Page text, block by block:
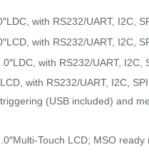
with RS232/UART, I2C,
with RS232/UART, I2C,
with RS232/UART, I2C,
with RS232/UART, I2C,
(USB included) and
Touch LCD; MSO ready